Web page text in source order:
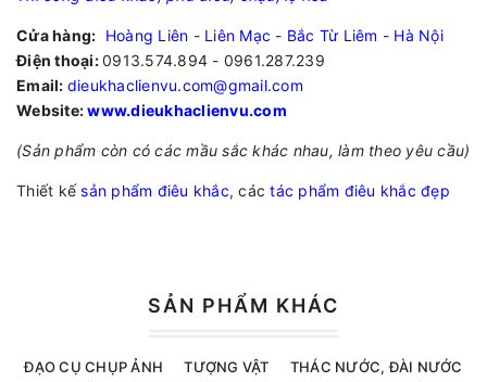
Cửa hàng: Hoàng Liên - Liên Mạc - Bắc Từ Liêm - Hà Nội
Điện thoại:0913.574.894 - 0961.287.239
Email: dieukhaclienvu.com@gmail.com
Website:www.dieukhaclienvu.com
(Sản phẩm còn có các mầu sắc khác nhau, làm theo yêu cầu)
Thiết kếsản phẩm điêu khắc, cáctác phẩm điêu khắc đẹp
SẢN PHẨM KHÁC
ĐẠO CỤ CHỤP ẢNH TƯỢNG VẬT
THÁC NƯỚC, ĐÀI NƯỚC